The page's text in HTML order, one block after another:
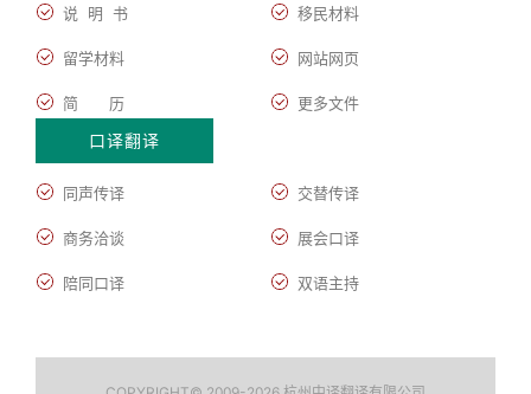
说 明 书 移民材料
留学材料 网站网页
简 历 更多文件
口译翻译
同声传译 交替传译
商务洽谈 展会口译
陪同口译 双语主持